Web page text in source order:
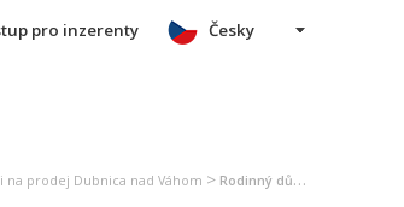
pro inzerenty Česky
prodej Dubnica nad Váhom > Rodinný dům na prodej Dubnica nad Váhom